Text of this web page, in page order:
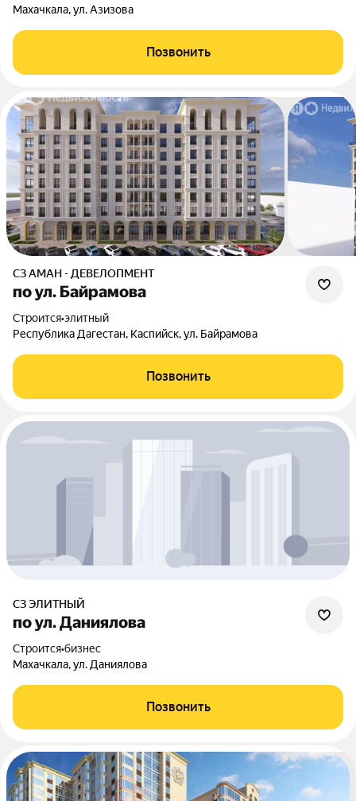
Махачкала, ул. Азизова
Позвонить
СЗ АМАН - ДЕВЕЛОПМЕНТ
по ул. Байрамова
Строится•элитный
Республика Дагестан, Каспийск, ул. Байрамова
Позвонить
СЗ ЭЛИТНЫЙ
по ул. Даниялова
Строится•бизнес
Махачкала, ул. Даниялова
Позвонить